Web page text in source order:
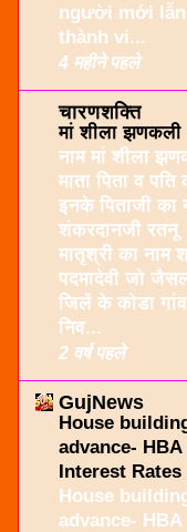
người mới lẫn
thành vi...
4 महीने पहले
चारणशक्ति
मां शीला झणकली
नाम मां शीला
माता पिता व पति
इनके पिताजी का
शंकरदानजी रतनू
मातृश्री का नाम
पदमादेवी जो
जिलें के कोडा
निव...
2 वर्ष पहले
GujNews
House
advance- HBA
Interest Rates
House
advance- HBA